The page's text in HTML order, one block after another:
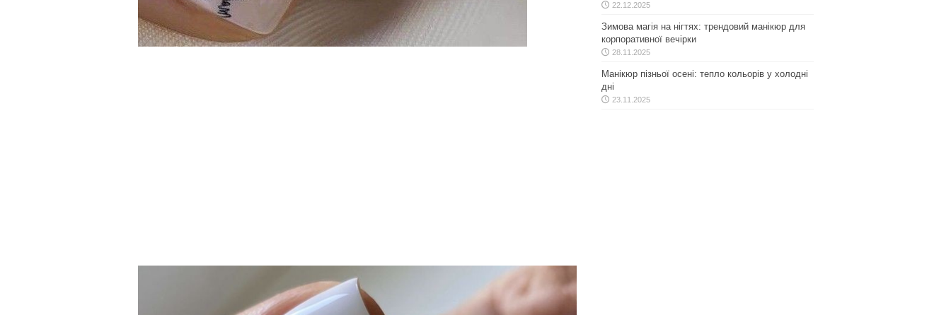
22.12.2025
Зимова магія на нігтях: трендовий манікюр для
корпоративної вечірки
28.11.2025
Манікюр пізньої осені: тепло кольорів у холодні
дні
23.11.2025